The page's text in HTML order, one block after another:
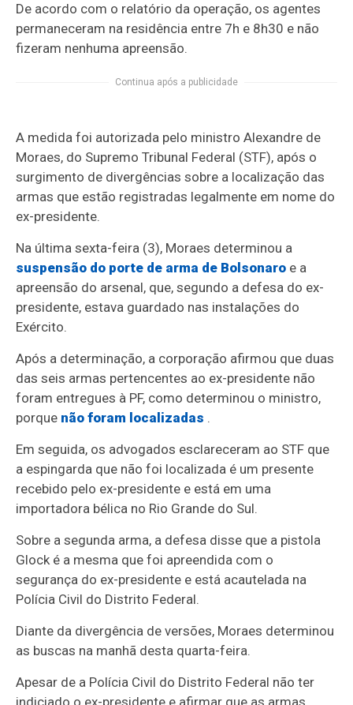
De acordo com o relatório da operação, os agentes
permaneceram na residência entre 7h e 8h30 e não
fizeram nenhuma apreensão.
Continua após a publicidade
A medida foi autorizada pelo ministro Alexandre de
Moraes, do Supremo Tribunal Federal (STF), após o
surgimento de divergências sobre a localização das
armas que estão registradas legalmente em nome do
ex-presidente.
Na última sexta-feira (3), Moraes determinou a
suspensão do porte de arma de Bolsonaro e a
apreensão do arsenal, que, segundo a defesa do ex-
presidente, estava guardado nas instalações do
Exército.
Após a determinação, a corporação afirmou que duas
das seis armas pertencentes ao ex-presidente não
foram entregues à PF, como determinou o ministro,
porque não foram localizadas .
Em seguida, os advogados esclareceram ao STF que
a espingarda que não foi localizada é um presente
recebido pelo ex-presidente e está em uma
importadora bélica no Rio Grande do Sul.
Sobre a segunda arma, a defesa disse que a pistola
Glock é a mesma que foi apreendida com o
segurança do ex-presidente e está acautelada na
Polícia Civil do Distrito Federal.
Diante da divergência de versões, Moraes determinou
as buscas na manhã desta quarta-feira.
Apesar de a Polícia Civil do Distrito Federal não ter